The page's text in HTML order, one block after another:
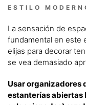
ESTILO
La sensación de
fundamental en este
elijas para decorar
se vea demasiado
Usar organizadores
estanterías abiertas